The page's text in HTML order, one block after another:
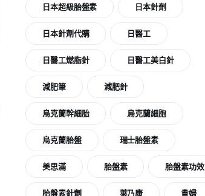
日本超級胎盤素 日本針劑
日本針劑代購 日醫工
日醫工燃脂針 日醫工美白針
減肥筆 減肥針
烏克蘭幹細胎 烏克蘭細胞
烏克蘭胎盤 瑞士胎盤素
美思滿 胎盤素 胎盤素功效
胎盤素針劑 萊乃康 貴婦